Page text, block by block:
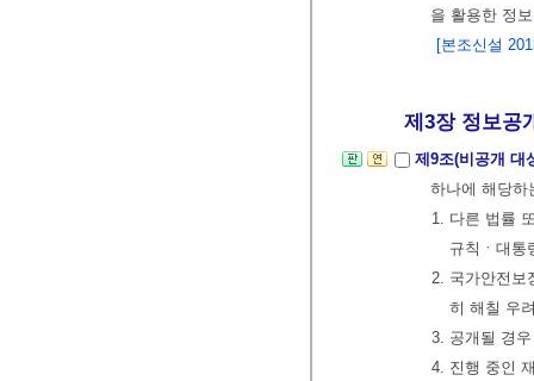
을 활용한 정
[본조신설
제3장 정보공
제9조(비공개 대
하나에 해당
1. 다른 법률
규칙ㆍ대통
2. 국가안전보
히 해칠 우
3. 공개될 경
4. 진행 중인